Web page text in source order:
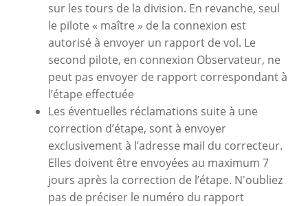
sur les tours de la division. En revanche, seul
le pilote « maître » de la connexion est
autorisé à envoyer un rapport de vol. Le
second pilote, en connexion Observateur, ne
peut pas envoyer de rapport correspondant à
l’étape effectuée
Les éventuelles réclamations suite à une
correction d’étape, sont à envoyer
exclusivement à l’adresse mail du correcteur.
Elles doivent être envoyées au maximum 7
jours après la correction de l’étape. N'oubliez
pas de préciser le numéro du rapport